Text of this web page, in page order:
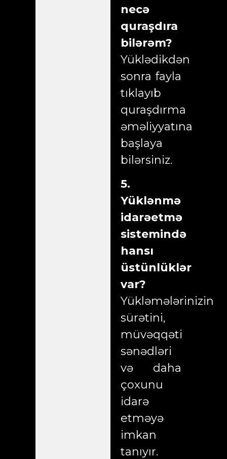
necə
quraşdıra
bilərəm?
Yüklədikdən
sonra fayla
tıklayıb
quraşdırma
əməliyyatına
başlaya
bilərsiniz.
5.
Yüklənmə
idarəetmə
sistemində
hansı
üstünlüklər
var?
Yükləmələrinizin
sürətini,
müvəqqəti
sənədləri
və daha
çoxunu
idarə
etməyə
imkan
tanıyır.